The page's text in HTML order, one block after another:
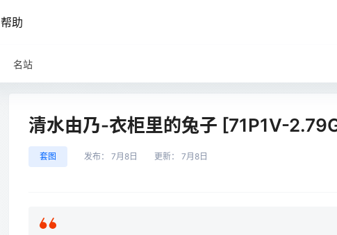
帮助
名站
清水由乃-衣柜里的兔子 [71P1V-
套图 发布： 7月8日 更新： 7月8日